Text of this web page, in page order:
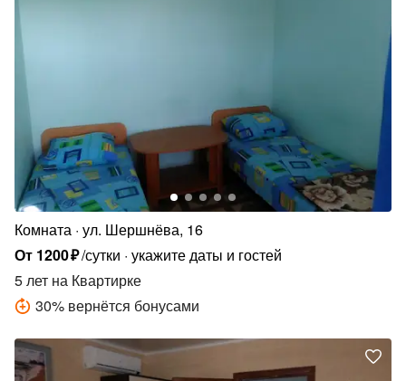
Комната ул. Шершнёва, 16
От 1200₽/сутки укажите даты и гостей
5 лет на Квартирке
30% вернётся бонусами